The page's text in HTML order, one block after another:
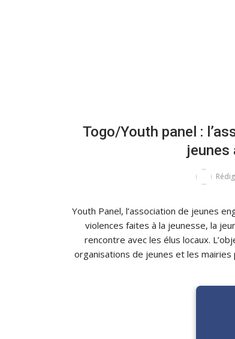
Togo/Youth panel :
jeunes
Youth Panel, l’association de jeunes
violences faites à la jeunesse, la
rencontre avec les élus locaux.
organisations de jeunes et les